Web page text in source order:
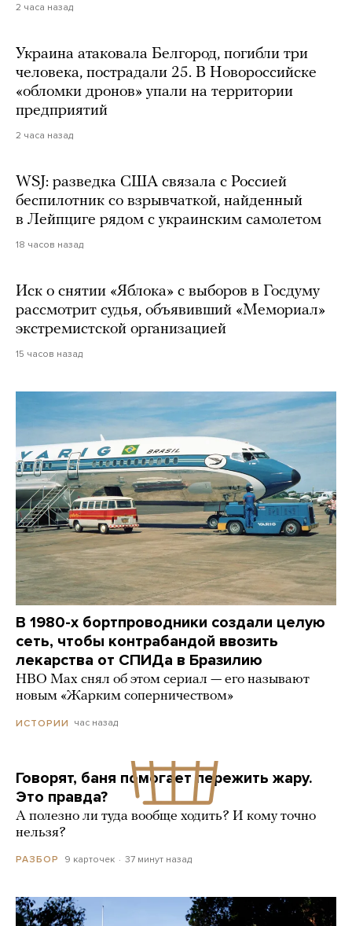
2 часа назад
Украина атаковала Белгород, погибли три
человека, пострадали 25. В Новороссийске
«обломки дронов» упали на территории
предприятий
2 часа назад
WSJ: разведка США связала с Россией
беспилотник со взрывчаткой, найденный
в Лейпциге рядом с украинским самолетом
18 часов назад
Иск о снятии «Яблока» с выборов в Госдуму
рассмотрит судья, объявивший «Мемориал»
экстремистской организацией
15 часов назад
В 1980-х бортпроводники создали целую
сеть, чтобы контрабандой ввозить
лекарства от СПИДа в Бразилию
HBO Max снял об этом сериал — его называют
новым «Жарким соперничеством»
ИСТОРИИ час назад
Говорят, баня помогает пережить жару.
Это правда?
А полезно ли туда вообще ходить? И кому точно
нельзя?
РАЗБОР 9 карточек 37 минут назад